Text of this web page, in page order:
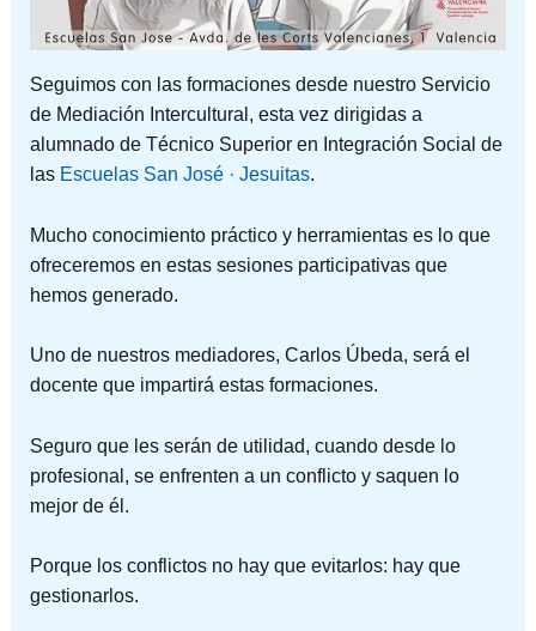
Seguimos con las formaciones desde nuestro Servicio
de Mediación Intercultural, esta vez dirigidas a
alumnado de Técnico Superior en Integración Social de
las Escuelas San José · Jesuitas.
Mucho conocimiento práctico y herramientas es lo que
ofreceremos en estas sesiones participativas que
hemos generado.
Uno de nuestros mediadores, Carlos Úbeda, será el
docente que impartirá estas formaciones.
Seguro que les serán de utilidad, cuando desde lo
profesional, se enfrenten a un conflicto y saquen lo
mejor de él.
Porque los conflictos no hay que evitarlos: hay que
gestionarlos.